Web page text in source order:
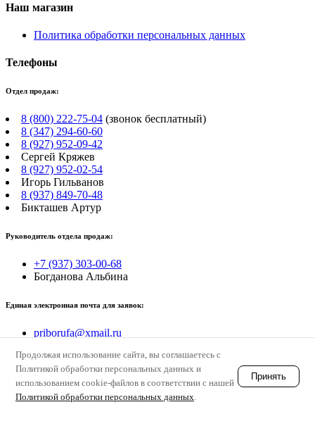
Продолжая использование сайта, вы соглашаетесь с
Политикой обработки персональных данных и
использованием cookie-файлов в соответствии с нашей
Политикой обработки персональных данных.
Принять
Наш магазин
Политика обработки персональных данных
Телефоны
Отдел продаж:
8 (800) 222-75-04 (звонок бесплатный)
8 (347) 294-60-60
8 (927) 952-09-42
Сергей Кряжев
8 (927) 952-02-54
Игорь Гильванов
8 (937) 849-70-48
Бикташев Артур
Руководитель отдела продаж:
+7 (937) 303-00-68
Богданова Альбина
Единая электронная почта для заявок:
priborufa@xmail.ru
© electropastux